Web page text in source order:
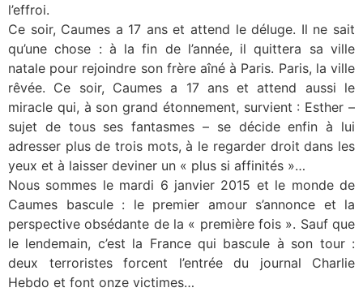
l’effroi.
Ce soir, Caumes a 17 ans et attend le déluge. Il ne sait
qu’une chose : à la fin de l’année, il quittera sa ville
natale pour rejoindre son frère aîné à Paris. Paris, la ville
rêvée. Ce soir, Caumes a 17 ans et attend aussi le
miracle qui, à son grand étonnement, survient : Esther –
sujet de tous ses fantasmes – se décide enfin à lui
adresser plus de trois mots, à le regarder droit dans les
yeux et à laisser deviner un « plus si affinités »…
Nous sommes le mardi 6 janvier 2015 et le monde de
Caumes bascule : le premier amour s’annonce et la
perspective obsédante de la « première fois ». Sauf que
le lendemain, c’est la France qui bascule à son tour :
deux terroristes forcent l’entrée du journal Charlie
Hebdo et font onze victimes…